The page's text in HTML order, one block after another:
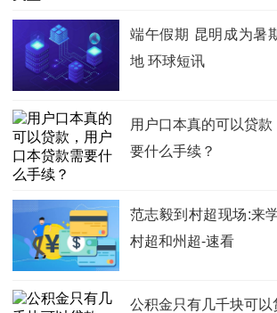
端午假期 昆明成为暑
地 环球短讯
用户口本真的可以贷
要什么手续？
范志毅到村超现场:来
村超和州超-速看
公积金只有几千块可